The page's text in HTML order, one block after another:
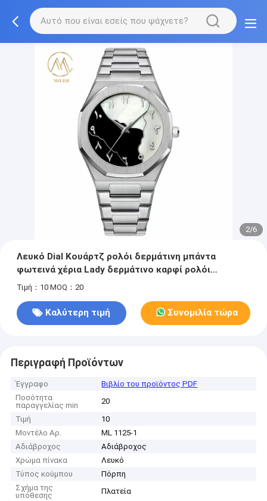
2/6
Λευκό Dial Κουάρτζ ρολόι δερμάτινη μπάντα
φωτεινά χέρια Lady δερμάτινο καρφί ρολόι
Κουάρτζ
Τιμή：10 MOQ：20
Καλύτερη τιμή Συνομιλία τώρα
Περιγραφή Προϊόντων
Έγγραφο
Βιβλίο του προϊόντος PDF
Ποσότητα
παραγγελίας min
20
Τιμή
10
Μοντέλο Αρ.
ML 1125-1
Αδιάβροχος
Αδιάβροχος
Χρώμα πίνακα
Λευκό
Τύπος κούμπου
Πόρπη
Σχήμα της
υπόθεσης
Πλατεία